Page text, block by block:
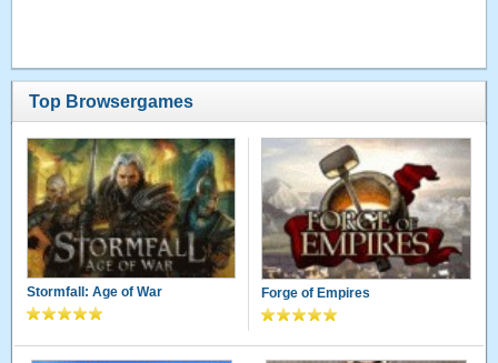
Top Browsergames
Stormfall: Age of War Forge of Empires